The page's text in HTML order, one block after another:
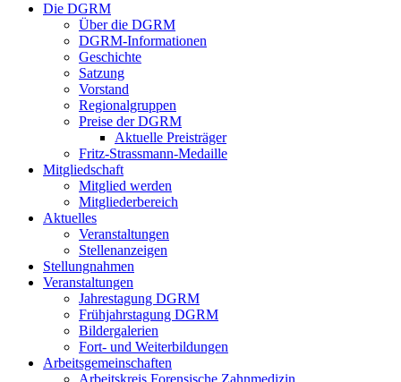
Die DGRM
Über die DGRM
DGRM-Informationen
Geschichte
Satzung
Vorstand
Regionalgruppen
Preise der DGRM
Aktuelle Preisträger
Fritz-Strassmann-Medaille
Mitgliedschaft
Mitglied werden
Mitgliederbereich
Aktuelles
Veranstaltungen
Stellenanzeigen
Stellungnahmen
Veranstaltungen
Jahrestagung DGRM
Frühjahrstagung DGRM
Bildergalerien
Fort- und Weiterbildungen
Arbeitsgemeinschaften
Arbeitskreis Forensische Zahnmedizin